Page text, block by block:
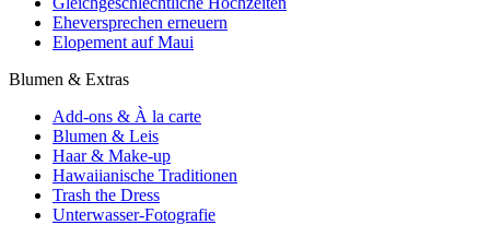
Eheversprechen erneuern
Elopement auf Maui
Blumen & Extras
Add-ons & À la carte
Blumen & Leis
Haar & Make-up
Hawaiianische Traditionen
Trash the Dress
Unterwasser-Fotografie